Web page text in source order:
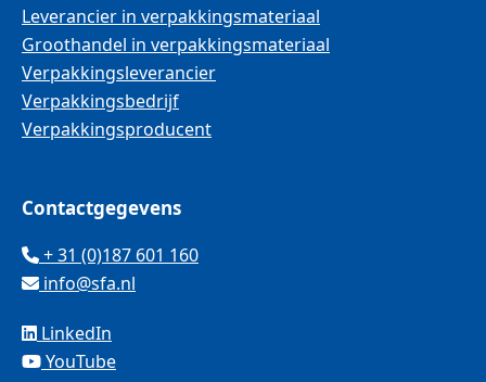
Leverancier in verpakkingsmateriaal
Groothandel in verpakkingsmateriaal
Verpakkingsleverancier
Verpakkingsbedrijf
Verpakkingsproducent
Contactgegevens
+ 31 (0)187 601 160
info@sfa.nl
LinkedIn
YouTube